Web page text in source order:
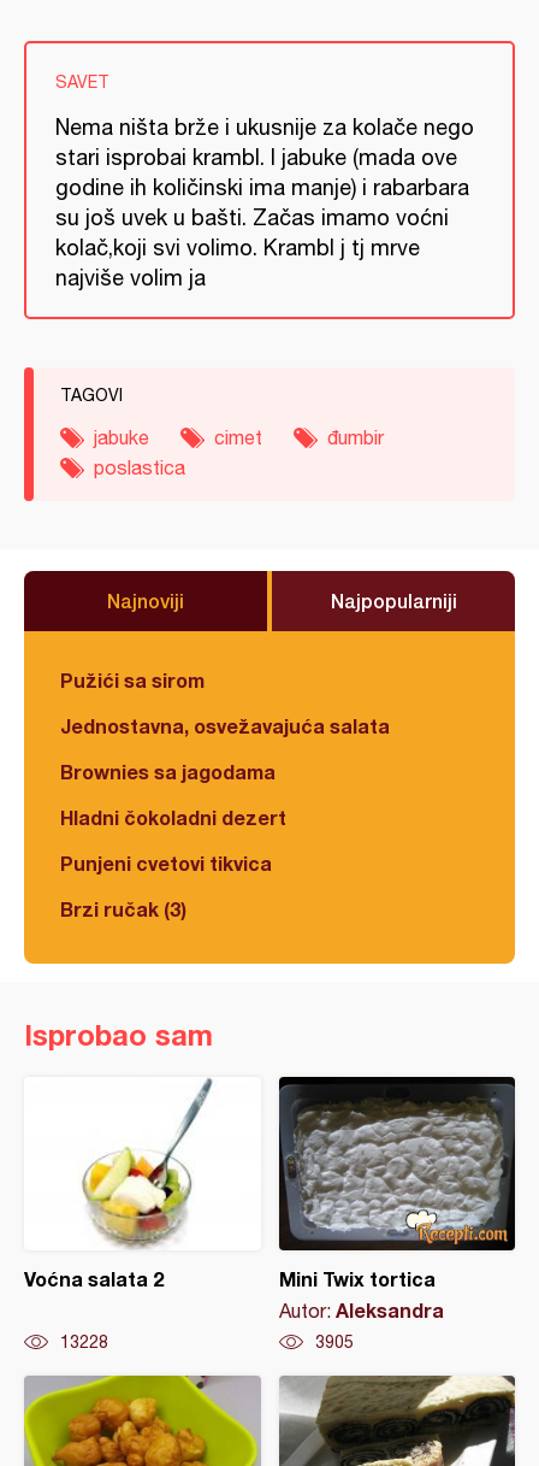
SAVET
Nema ništa brže i ukusnije za kolače nego
stari isprobai krambl. I jabuke (mada ove
godine ih količinski ima manje) i rabarbara
su još uvek u bašti. Začas imamo voćni
kolač,koji svi volimo. Krambl j tj mrve
najviše volim ja
TAGOVI
jabuke cimet
đumbir
poslastica
Najnoviji Najpopularniji
Pužići sa sirom
Jednostavna, osvežavajuća salata
Brownies sa jagodama
Hladni čokoladni dezert
Punjeni cvetovi tikvica
Brzi ručak (3)
Isprobao sam
Voćna salata 2
13228
Mini Twix tortica
Autor: Aleksandra
3905